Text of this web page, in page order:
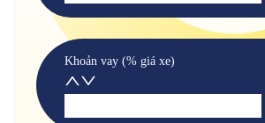
Khoản vay (% giá xe)